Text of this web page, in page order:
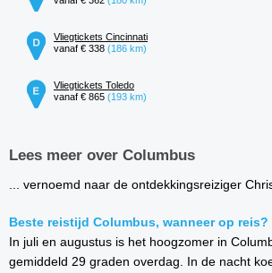
Vliegtickets Cincinnati
vanaf € 338 (186 km)
Vliegtickets Toledo
vanaf € 865 (193 km)
Lees meer over Columbus
... vernoemd naar de ontdekkingsreiziger
Beste reistijd Columbus, wanneer op reis?
In juli en augustus is het hoogzomer in
gemiddeld 29 graden overdag. In de nacht